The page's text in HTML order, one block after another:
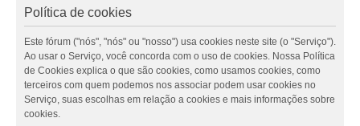
Política de cookies
Este fórum ("nós", "nós" ou "nosso") usa cookies neste site (o "Serviço").
Ao usar o Serviço, você concorda com o uso de cookies. Nossa Política
de Cookies explica o que são cookies, como usamos cookies, como
terceiros com quem podemos nos associar podem usar cookies no
Serviço, suas escolhas em relação a cookies e mais informações sobre
cookies.